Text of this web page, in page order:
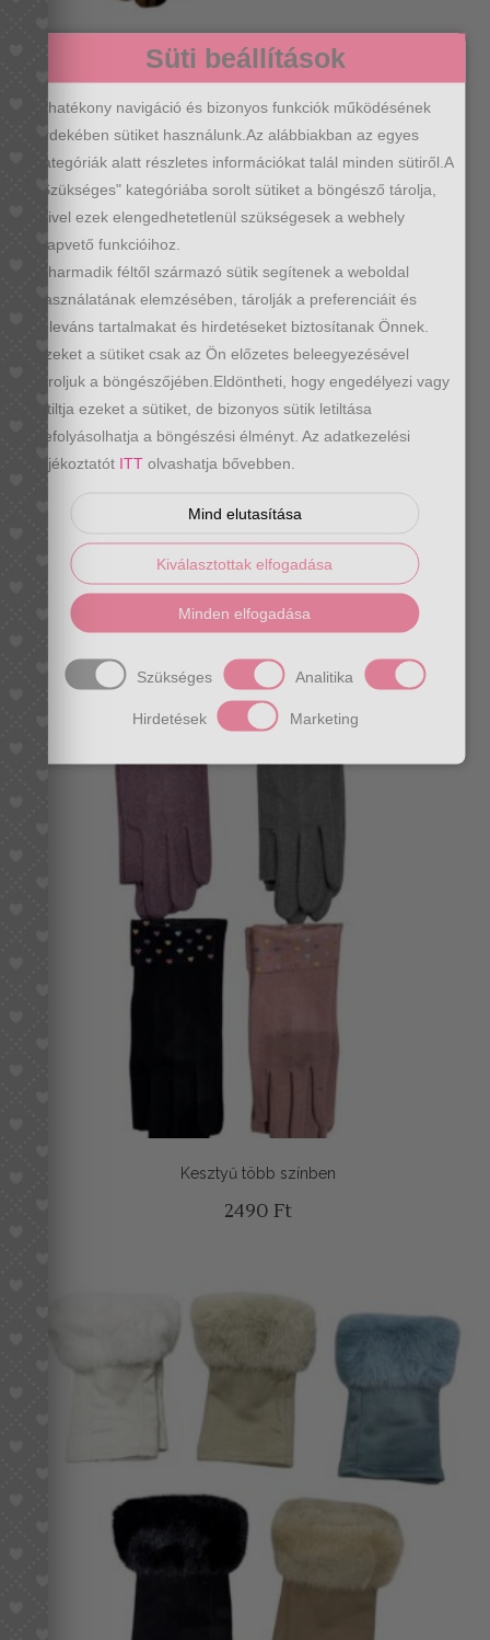
Leopárd mintás kesztyű
3990Ft
Kesztyű szőrmés több színben
4990Ft
Kesztyű több színben
2490 Ft
Süti beállítások
A hatékony navigáció és bizonyos funkciók működésének
érdekében sütiket használunk.Az alábbiakban az egyes
kategóriák alatt részletes információkat talál minden sütiről.A
"Szükséges" kategóriába sorolt sütiket a böngésző tárolja,
mivel ezek elengedhetetlenül szükségesek a webhely
alapvető funkcióihoz.
A harmadik féltől származó sütik segítenek a weboldal
használatának elemzésében, tárolják a preferenciáit és
releváns tartalmakat és hirdetéseket biztosítanak Önnek.
Ezeket a sütiket csak az Ön előzetes beleegyezésével
tároljuk a böngészőjében.Eldöntheti, hogy engedélyezi vagy
letiltja ezeket a sütiket, de bizonyos sütik letiltása
befolyásolhatja a böngészési élményt. Az adatkezelési
tájékoztatót ITT olvashatja bővebben.
Mind elutasítása
Kiválasztottak elfogadása
Minden elfogadása
Szükséges Analitika
Hirdetések Marketing